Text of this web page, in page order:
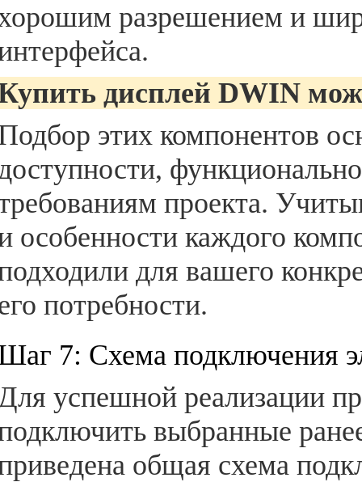
разрешением и
дисплей DWIN
этих компонентов
проекта.
особенности каждого
для вашего
потребности.
7: Схема подключения
успешной реализации
выбранные
общая схема